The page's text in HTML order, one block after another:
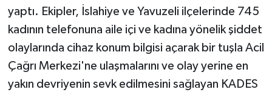
yaptı. Ekipler, İslahiye ve Yavuzeli ilçelerinde 745
kadının telefonuna aile içi ve kadına yönelik şiddet
olaylarında cihaz konum bilgisi açarak bir tuşla Acil
Çağrı Merkezi'ne ulaşmalarını ve olay yerine en
yakın devriyenin sevk edilmesini sağlayan KADES
Spor
Teknoloji
Türkiye